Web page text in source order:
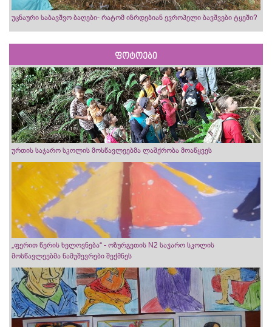
უცნაური საბავშვო ბაღები- რატომ იზრდებიან ევროპელი ბავშვები ტყეში?
ფოტოები
ურთის საჯარო სკოლის მოსწავლეებმა ლაშქრობა მოაწყვეს
„ფერით წერის ხელოვნება“ - ოზურგეთის N2 საჯარო სკოლის
მოსწავლეებმა ნამუშევრები შექმნეს